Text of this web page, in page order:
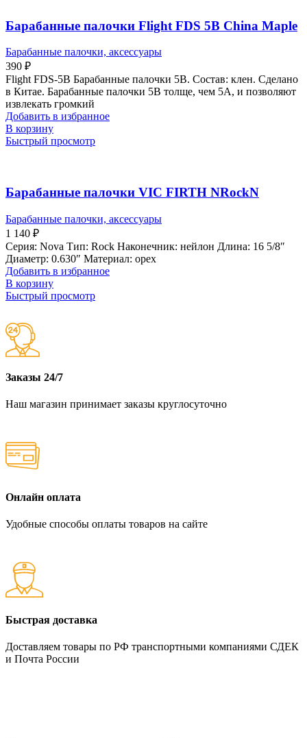
Барабанные палочки Flight FDS 5B China Maple
Барабанные палочки, аксессуары
390 ₽
Flight FDS-5B Барабанные палочки 5B. Состав: клен. Сделано
в Китае. Барабанные палочки 5B толще, чем 5A, и позволяют
извлекать громкий
Добавить в избранное
В корзину
Быстрый просмотр
Барабанные палочки VIC FIRTH NRockN
Барабанные палочки, аксессуары
1 140 ₽
Серия: Nova Тип: Rock Наконечник: нейлон Длина: 16 5/8″
Диаметр: 0.630″ Материал: орех
Добавить в избранное
В корзину
Быстрый просмотр
Заказы 24/7
Наш магазин принимает заказы круглосуточно
Онлайн оплата
Удобные способы оплаты товаров на сайте
Быстрая доставка
Доставляем товары по РФ транспортными компаниями СДЕК
и Почта России